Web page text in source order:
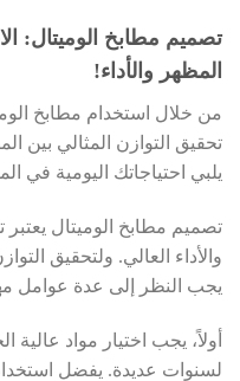
تصميم مطابخ الوميتال:
المظهر والأداء!
من خلال استخدام مطابخ
تحقيق التوازن المثالي بين
يلبي احتياجاتك اليومية في
تصميم مطابخ الوميتال يعتبر
والأداء العالي. ولتحقيق
يجب النظر إلى عدة عوامل
أولاً، يجب اختيار مواد
لسنوات عديدة. يفضل استخدام